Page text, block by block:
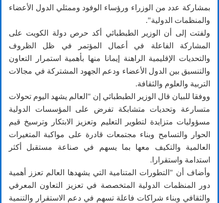
بمشاركة عدد من الوزراء ورؤساء الوفود وممثلي الدول الأعضاء
والمنظمات الدولية".
ولفتت إلى أن الوزير الطبطبائي أكد حرص دولة الكويت على
المشاركة الفاعلة في أعمال المؤتمر في ظل الظروف
والتحديات الإقليمية الراهنة إيمانا منها بأهمية استمرار التعاون
والتنسيق بين الدول الأعضاء ودعم الجهود المشتركة في مجالات
التربية والعلوم والثقافة.
ووفقا للبيان قال الوزير الطبطبائي إن "العالم يشهد اليوم تحولات
متسارعة وتحديات متشابكة تفرض على المؤسسات الدولية
مسؤوليات متزايدة لتطوير التعليم وتعزيز الابتكار وترسيخ قيم
الحوار والتسامح وبناء مجتمعات قادرة على مواكبة المتغيرات
العالمية والتكيف معها بما يسهم في صناعة مستقبل أكثر
استدامة واستقرارا.
وأضاف أن "التطورات المتنامية التي يشهدها العالم تعزز أهمية
دور المنظمات الدولية المتخصصة في تعزيز التعاون المعرفي
والثقافي وبناء شراكات فاعلة تسهم في دعم الاستقرار والتنمية